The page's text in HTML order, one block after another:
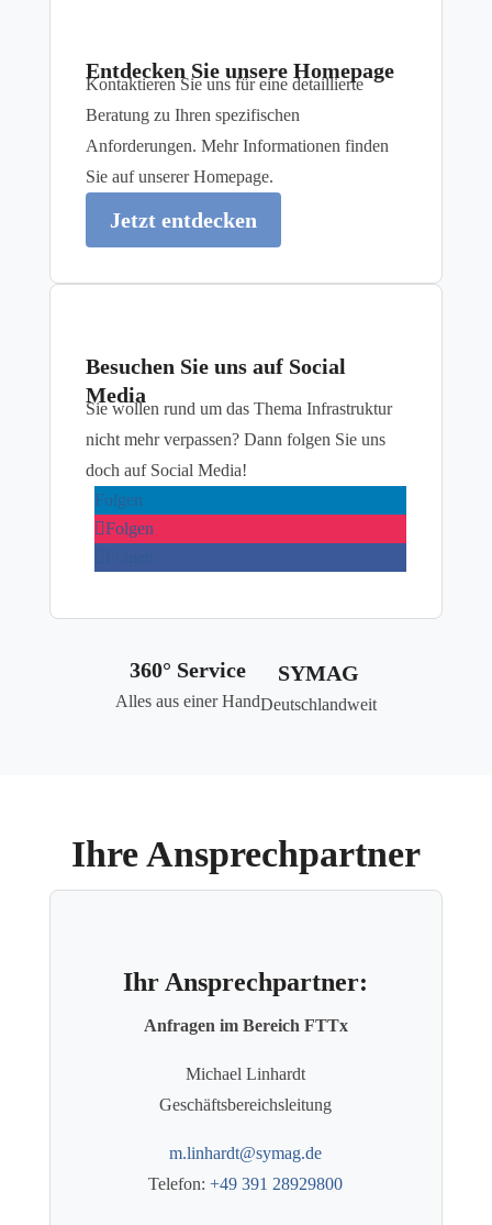
Entdecken Sie unsere Homepage
Kontaktieren Sie uns für eine detaillierte
Beratung zu Ihren spezifischen
Anforderungen. Mehr Informationen finden
Sie auf unserer Homepage.
Jetzt entdecken
Besuchen Sie uns auf Social
Media
Sie wollen rund um das Thema Infrastruktur
nicht mehr verpassen? Dann folgen Sie uns
doch auf Social Media!
Folgen
Folgen
360° Service
Alles aus einer Hand
SYMAG
Deutschlandweit
Ihre Ansprechpartner
Ihr Ansprechpartner:
Anfragen im Bereich FTTx
Michael Linhardt
Geschäftsbereichsleitung
m.linhardt@symag.de
Telefon:+49 391 28929800